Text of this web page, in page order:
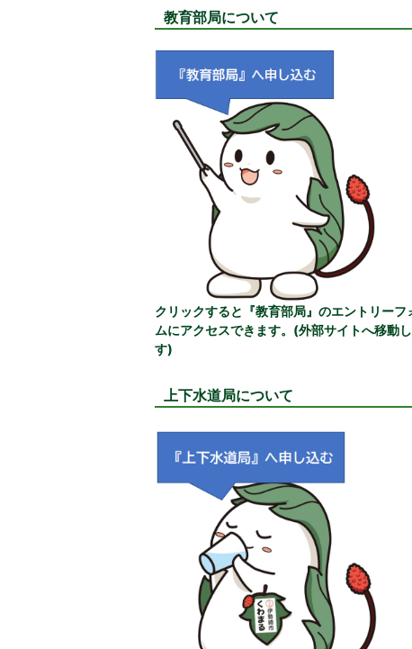
教育部局について
クリックすると『教育部局』のエントリーフ
ムにアクセスできます。(外部サイトへ移動し
す)
上下水道局について